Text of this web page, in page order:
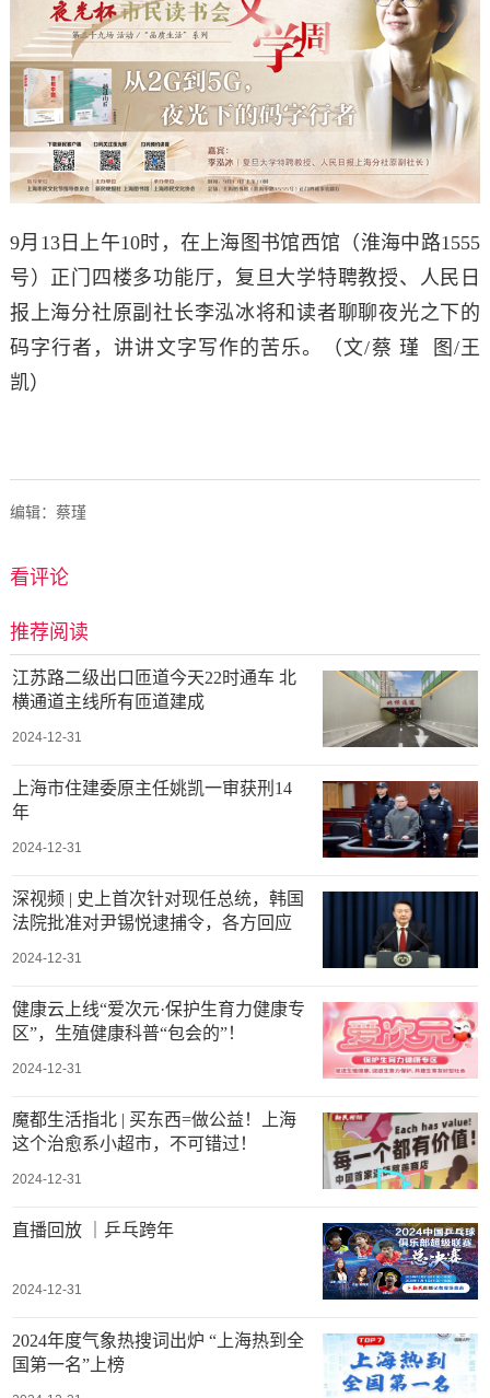
9月13日上午10时，在上海图书馆西馆（淮海中路1555
号）正门四楼多功能厅，复旦大学特聘教授、人民日
报上海分社原副社长李泓冰将和读者聊聊夜光之下的
码字行者，讲讲文字写作的苦乐。
（ 文/蔡 瑾 图/王
凯）
编辑：蔡瑾
看评论
推荐阅读
江苏路二级出口匝道今天22时通车 北
横通道主线所有匝道建成
2024-12-31
上海市住建委原主任姚凯一审获刑14
年
2024-12-31
深视频 | 史上首次针对现任总统，韩国
法院批准对尹锡悦逮捕令，各方回应
2024-12-31
健康云上线“爱次元·保护生育力健康专
区”，生殖健康科普“包会的”！
2024-12-31
魔都生活指北 | 买东西=做公益！上海
这个治愈系小超市，不可错过！
2024-12-31
直播回放 ｜乒乓跨年
2024-12-31
2024年度气象热搜词出炉 “上海热到全
国第一名”上榜